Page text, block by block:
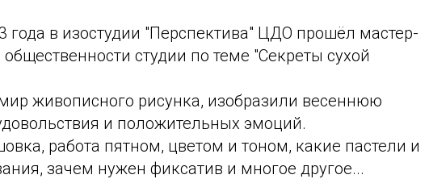
года в изостудии "Перспектива" ЦДО прошёл мастер-
студии по теме "Секреты сухой
живописного рисунка, изобразили весеннюю
и положительных эмоций.
работа пятном, цветом и тоном, какие пастели и
зачем нужен фиксатив и многое другое...